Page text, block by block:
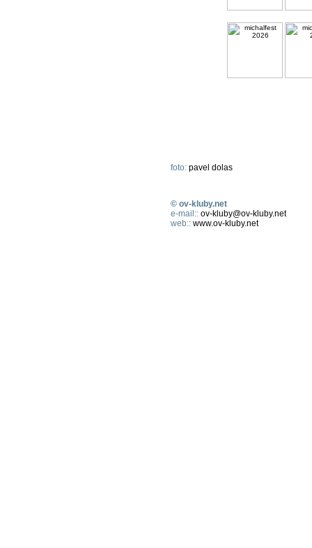
foto: pavel dolas
© ov-kluby.net
e-mail:: ov-kluby@ov-kluby.net
web:: www.ov-kluby.net